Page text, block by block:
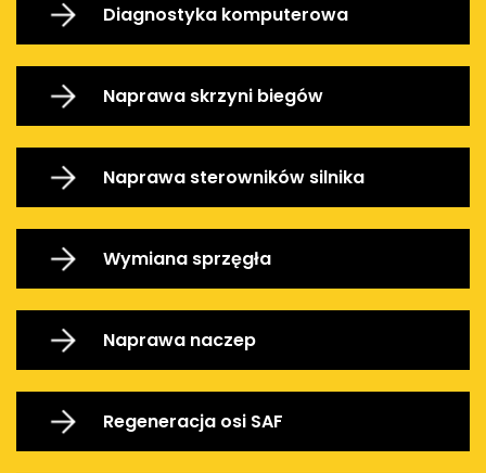
Diagnostyka komputerowa
Naprawa skrzyni biegów
Naprawa sterowników silnika
Wymiana sprzęgła
Naprawa naczep
Regeneracja osi SAF